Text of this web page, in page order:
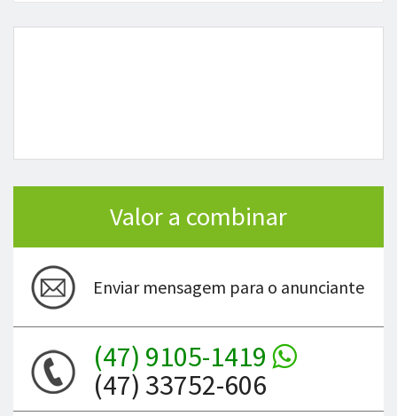
Valor a combinar
Enviar mensagem para o anunciante
(47) 9105-1419
(47) 33752-606